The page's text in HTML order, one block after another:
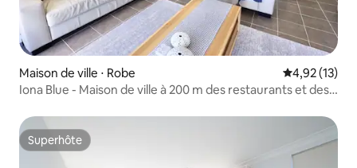
Maison de ville ⋅ Robe Évaluation
4,92 (13)
Iona Blue - Maison de ville à 200 m des restaurants et des
Superhôte
Superhôte